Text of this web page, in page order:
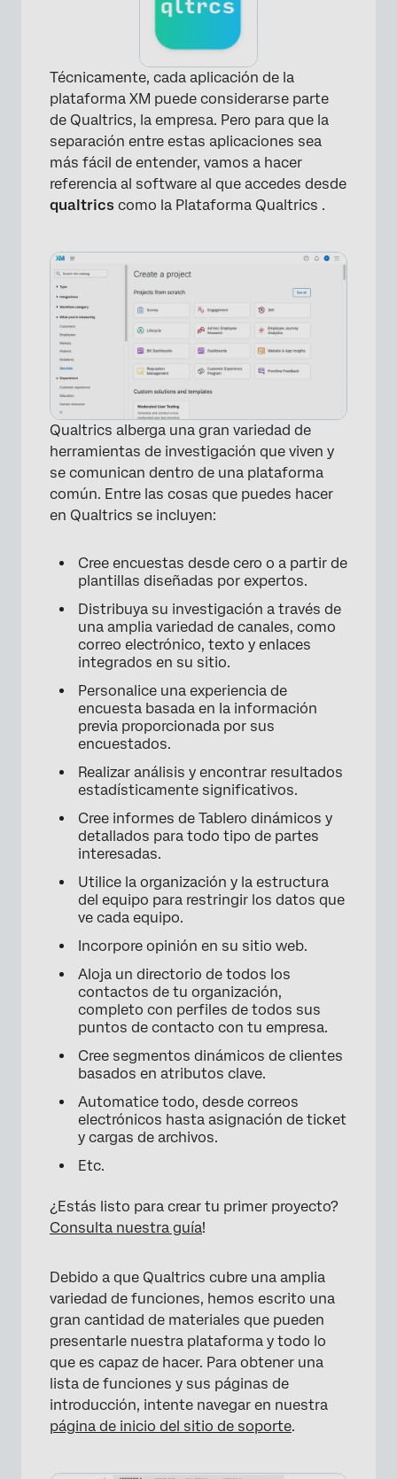
×
Técnicamente, cada aplicación de la
plataforma XM puede considerarse parte
de Qualtrics, la empresa. Pero para que la
separación entre estas aplicaciones sea
más fácil de entender, vamos a hacer
referencia al software al que accedes desde
qualtrics como la Plataforma Qualtrics .
Qualtrics alberga una gran variedad de
herramientas de investigación que viven y
se comunican dentro de una plataforma
común. Entre las cosas que puedes hacer
en Qualtrics se incluyen:
Cree encuestas desde cero o a partir de
plantillas diseñadas por expertos.
Distribuya su investigación a través de
una amplia variedad de canales, como
correo electrónico, texto y enlaces
integrados en su sitio.
Personalice una experiencia de
encuesta basada en la información
previa proporcionada por sus
encuestados.
Realizar análisis y encontrar resultados
estadísticamente significativos.
Cree informes de Tablero dinámicos y
detallados para todo tipo de partes
interesadas.
Utilice la organización y la estructura
del equipo para restringir los datos que
ve cada equipo.
Incorpore opinión en su sitio web.
Aloja un directorio de todos los
contactos de tu organización,
completo con perfiles de todos sus
puntos de contacto con tu empresa.
Cree segmentos dinámicos de clientes
basados en atributos clave.
Automatice todo, desde correos
electrónicos hasta asignación de ticket
y cargas de archivos.
Etc.
¿Estás listo para crear tu primer proyecto?
Consulta nuestra guía!
Debido a que Qualtrics cubre una amplia
variedad de funciones, hemos escrito una
gran cantidad de materiales que pueden
presentarle nuestra plataforma y todo lo
que es capaz de hacer. Para obtener una
lista de funciones y sus páginas de
introducción, intente navegar en nuestra
página de inicio del sitio de soporte.